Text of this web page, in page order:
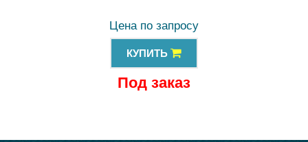
Цена по запросу
КУПИТЬ
Под заказ